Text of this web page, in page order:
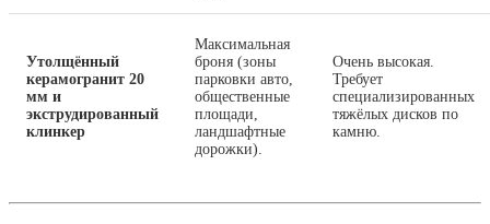
Утолщённый
керамогранит 20
мм и
экструдированный
клинкер
Максимальная
броня (зоны
парковки авто,
общественные
площади,
ландшафтные
дорожки).
Очень высокая.
Требует
специализированных
тяжёлых дисков по
камню.